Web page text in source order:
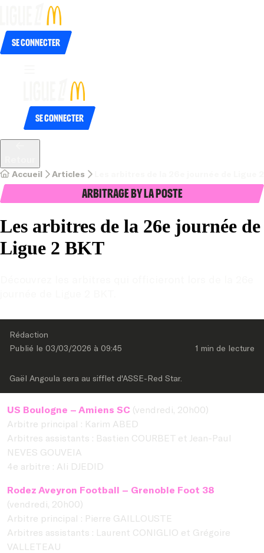
Se connecter
Se connecter
Accueil Articles
Arbitrage by La Poste
Les arbitres de la 26e journée de
Ligue 2 BKT
Rédaction
Publié le 03/03/2026 à 09:45 1 min de lecture
Gaël Angoula sera au sifflet d'ASSE-Red Star.
US Boulogne – Amiens SC (vendredi, 20h00)
Arbitre principal : Karim ABED
Arbitres assistants : Bastien COURBET et Jean-Paul
NEVES GOUVEIA
4e arbitre : Ali DJEDID
Rodez Aveyron Football – Grenoble Foot 38
(vendredi, 20h00)
Arbitre principal : Pierre GAILLOUSTE
Arbitres assistants : Laurent CONIGLIO et Grégoire
VALLETEAU